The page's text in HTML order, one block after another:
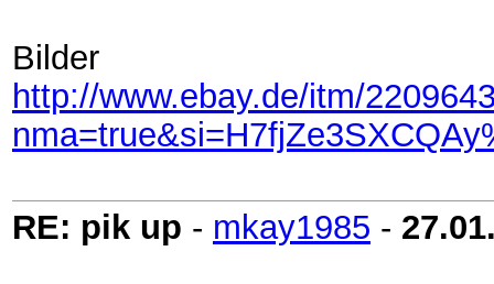
Bilder
http://www.ebay.de/itm/
RE: pik up - mkay1985 -